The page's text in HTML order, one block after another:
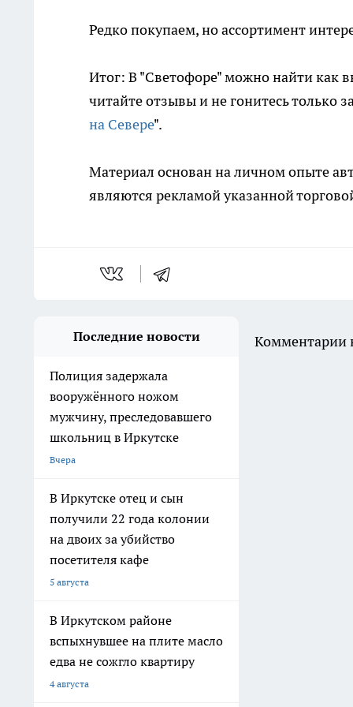
Редко покупаем, но ассортимент
Итог: В "Светофоре" можно найти как
читайте отзывы и не гонитесь только
на Севере".
Материал основан на личном опыте
являются рекламой указанной
Последние новости
Полиция задержала
вооружённого ножом
мужчину, преследовавшего
школьниц в Иркутске
Вчера
В Иркутске отец и сын
получили 22 года колонии
на двоих за убийство
посетителя кафе
5 августа
В Иркутском районе
вспыхнувшее на плите масло
едва не сожгло квартиру
4 августа
Комментарии